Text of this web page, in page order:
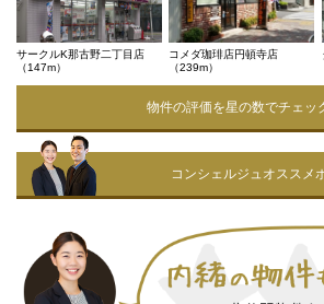
サークルK那古野二丁目店
（147m）
コメダ珈琲店円頓寺店
（239m）
物件の評価を星の数でチェッ
コンシェルジュオススメ